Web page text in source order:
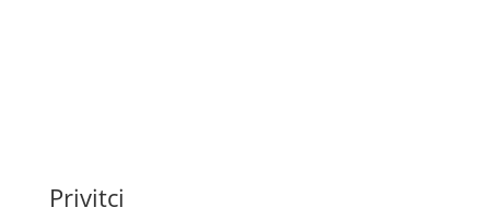
Privitci